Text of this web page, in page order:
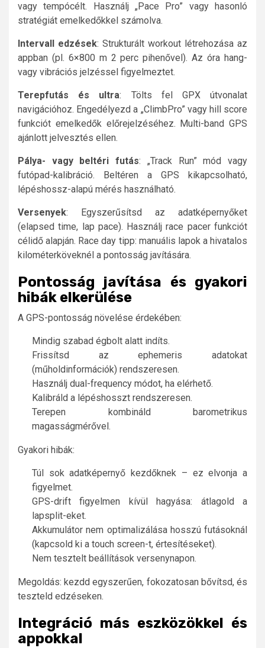
vagy tempócélt. Használj „Pace Pro” vagy hasonló
stratégiát emelkedőkkel számolva.
Intervall edzések: Strukturált workout létrehozása az
appban (pl. 6×800 m 2 perc pihenővel). Az óra hang-
vagy vibrációs jelzéssel figyelmeztet.
Terepfutás és ultra: Tölts fel GPX útvonalat
navigációhoz. Engedélyezd a „ClimbPro” vagy hill score
funkciót emelkedők előrejelzéséhez. Multi-band GPS
ajánlott jelvesztés ellen.
Pálya- vagy beltéri futás: „Track Run” mód vagy
futópad-kalibráció. Beltéren a GPS kikapcsolható,
lépéshossz-alapú mérés használható.
Versenyek: Egyszerűsítsd az adatképernyőket
(elapsed time, lap pace). Használj race pacer funkciót
célidő alapján. Race day tipp: manuális lapok a hivatalos
kilométerköveknél a pontosság javítására.
Pontosság javítása és gyakori
hibák elkerülése
A GPS-pontosság növelése érdekében:
Mindig szabad égbolt alatt indíts.
Frissítsd az ephemeris adatokat
(műholdinformációk) rendszeresen.
Használj dual-frequency módot, ha elérhető.
Kalibráld a lépéshosszt rendszeresen.
Terepen kombináld barometrikus
magasságmérővel.
Gyakori hibák:
Túl sok adatképernyő kezdőknek – ez elvonja a
figyelmet.
GPS-drift figyelmen kívül hagyása: átlagold a
lapsplit-eket.
Akkumulátor nem optimalizálása hosszú futásoknál
(kapcsold ki a touch screen-t, értesítéseket).
Nem tesztelt beállítások versenynapon.
Megoldás: kezdd egyszerűen, fokozatosan bővítsd, és
teszteld edzéseken.
Integráció más eszközökkel és
appokkal